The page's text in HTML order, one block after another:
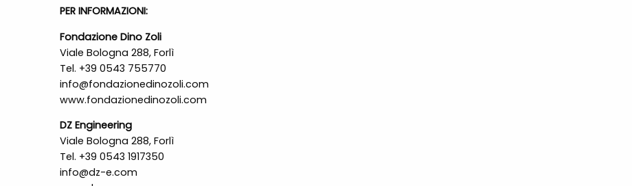
PER INFORMAZIONI:
Fondazione Dino Zoli
Viale Bologna 288, Forlì
Tel. +39 0543 755770
info@fondazionedinozoli.com
www.fondazionedinozoli.com
DZ Engineering
Viale Bologna 288, Forlì
Tel. +39 0543 1917350
info@dz-e.com